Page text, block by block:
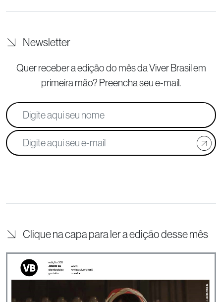
Newsletter
Quer receber a edição do mês da Viver Brasilem
primeira mão? Preencha seu e-mail.
Clique na capa para ler a edição desse mês